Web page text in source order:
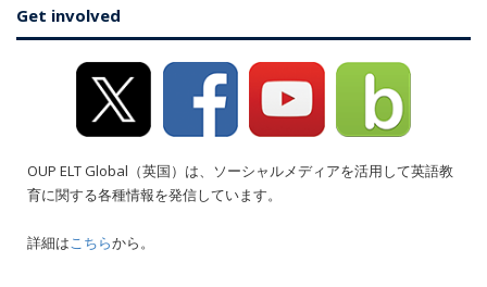
Get involved
OUP ELT Global（英国）は、ソーシャルメディアを活用して英語教
育に関する各種情報を発信しています。
詳細はこちらから。